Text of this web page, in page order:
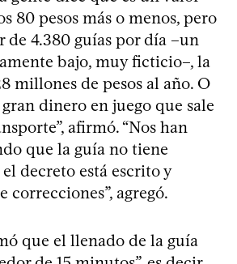
80 pesos más o menos, pero
de 4.380 guías por día –un
bajo, muy ficticio–, la
millones de pesos al año. O
dinero en juego que sale
afirmó. “Nos han
que la guía no tiene
decreto está escrito y
correcciones”, agregó.
que el llenado de la guía